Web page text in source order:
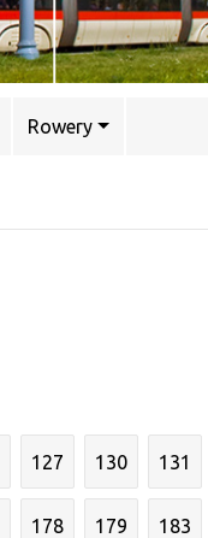
Rowery
127 130 131
178 179 183